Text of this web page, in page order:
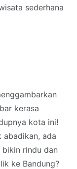
sederhana
kerasa
kota ini!
abadikan, ada
rindu dan
ke Bandung?